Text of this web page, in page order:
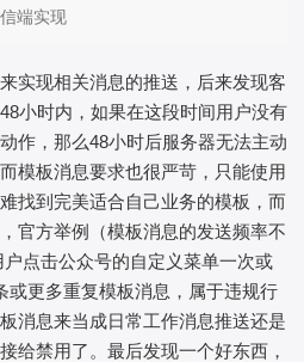
端实现
实现相关消息的推送，后来发现客
小时内，如果在这段时间用户没有
作，那么48小时后服务器无法主动
模板消息要求也很严苛，只能使用
找到完美适合自己业务的模板，而
官方举例（模板消息的发送频率不
点击公众号的自定义菜单一次或
或更多重复模板消息，属于违规行
消息来当成日常工作消息推送还是
给禁用了。最后发现一个好东西，